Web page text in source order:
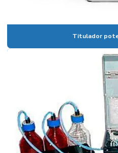
Eletrodo de ph
Eletrodo de ph preço
Eletrodo seletivo de amônia
Eletrodo seletivo de cloreto
Titulador